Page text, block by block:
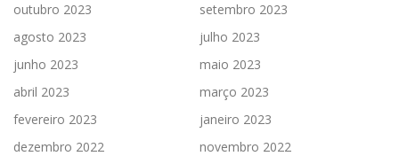
outubro 2023
setembro 2023
agosto 2023
julho 2023
junho 2023
maio 2023
abril 2023
março 2023
fevereiro 2023
janeiro 2023
dezembro 2022
novembro 2022